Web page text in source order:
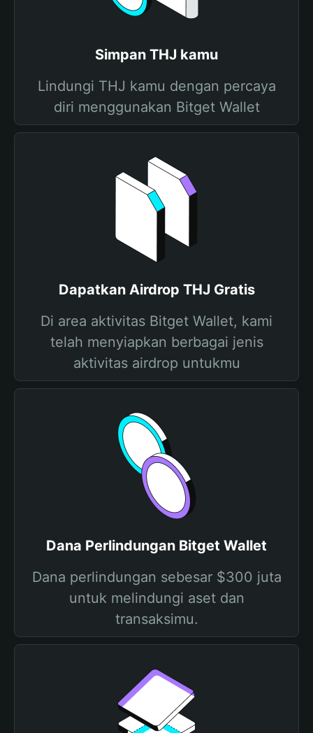
Simpan THJ kamu
Lindungi THJ kamu dengan percaya
diri menggunakan Bitget Wallet
Dapatkan Airdrop THJ Gratis
Di area aktivitas Bitget Wallet, kami
telah menyiapkan berbagai jenis
aktivitas airdrop untukmu
Dana Perlindungan Bitget Wallet
Dana perlindungan sebesar $300 juta
untuk melindungi aset dan
transaksimu.